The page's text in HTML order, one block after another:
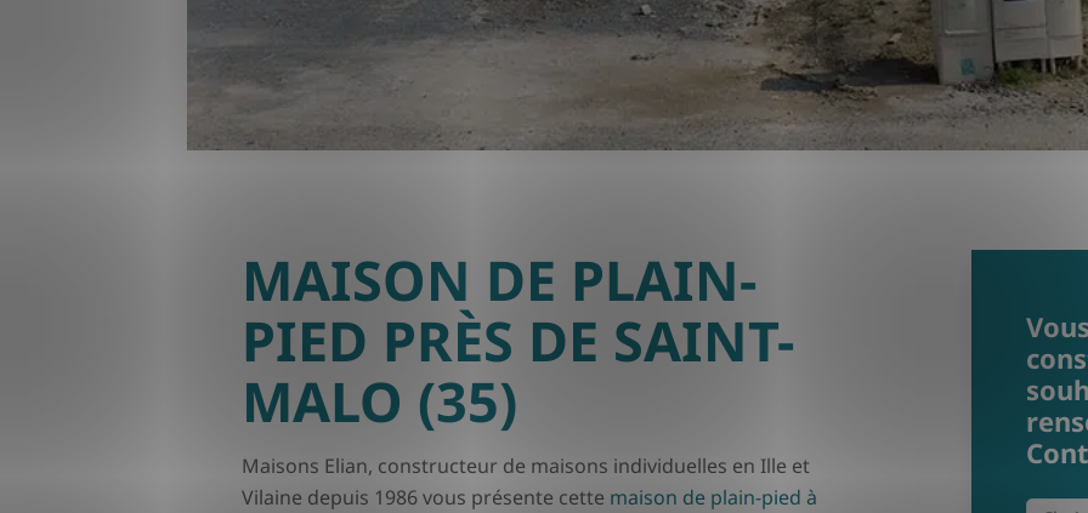
MAISON DE PLAIN-
PIED PRÈS DE SAINT-
MALO (35)
Maisons Elian, constructeur de maisons individuelles en Ille et
Vilaine depuis 1986 vous présente cette maison de plain-pied à